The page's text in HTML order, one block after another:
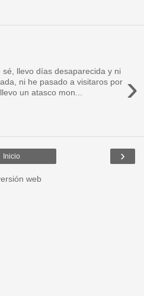
›
sé, llevo días desaparecida y ni
ni he pasado a visitaros por
un atasco mon...
›
Inicio
web